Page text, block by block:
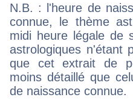
N.B. : l'heure de
connue, le thème
midi heure légale de
astrologiques n'étant
que cet extrait de
moins détaillé que
de naissance connue.